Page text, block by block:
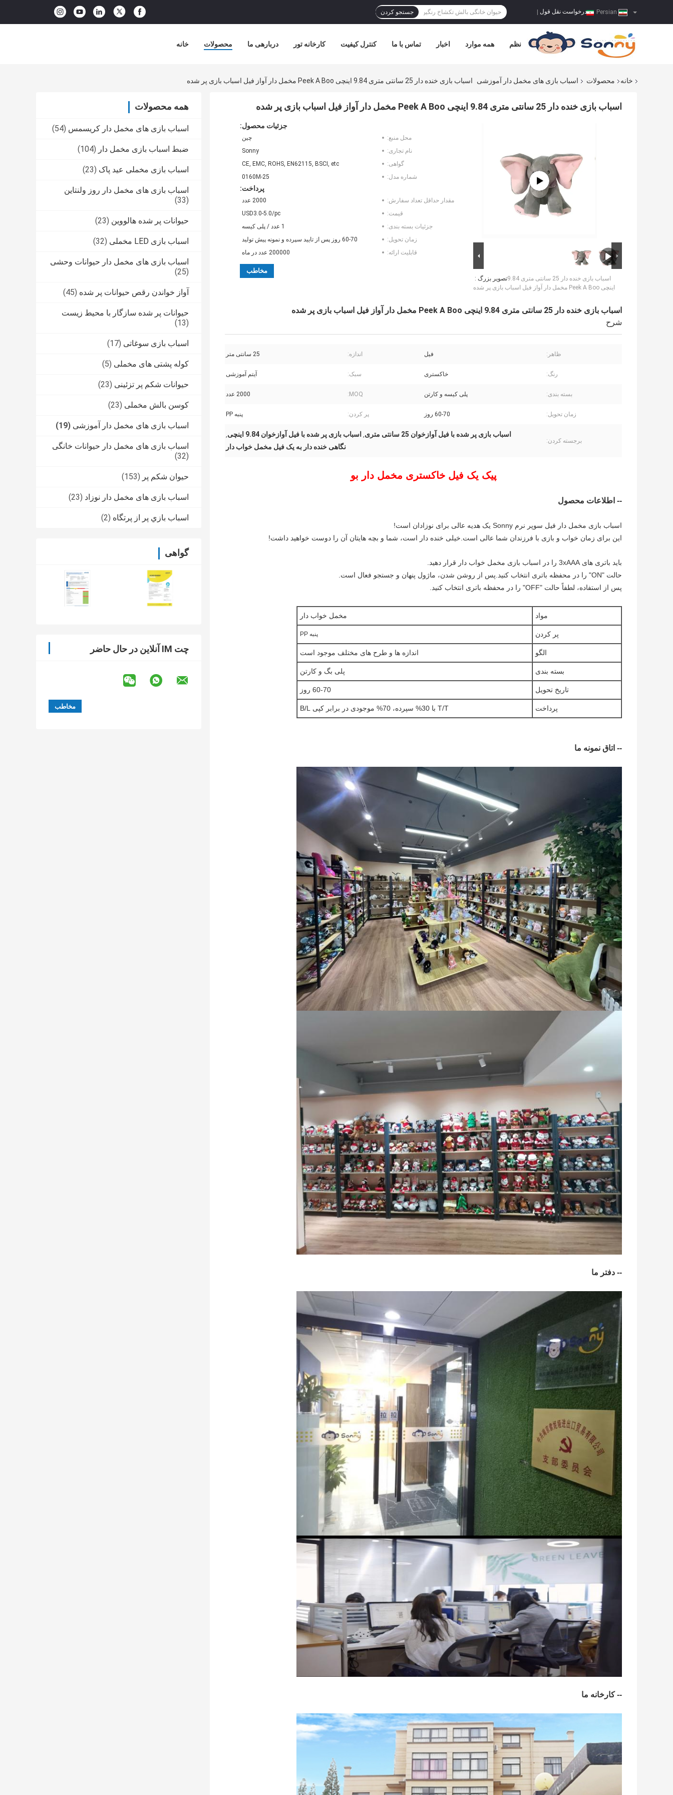
درخواست نقل قول جستجو کردن
خانه محصولات دربارهی ما کارخانه تور کنترل کیفیت تماس با ما اخبار همه موارد نظم
خانه محصولات اسباب بازی های مخمل دار آموزشی اسباب بازی خنده دار 25 سانتی متری 9.84 اینچی Peek A Boo مخمل دار آواز فیل اسباب بازی پر شده
همه محصولات
اسباب بازی های مخمل دار کریسمس (54)
ضبط اسباب بازی مخمل دار (104)
اسباب بازی مخملی عید پاک (23)
اسباب بازی های مخمل دار روز ولنتاین
(33)
حیوانات پر شده هالووین (23)
اسباب بازی LED مخملی (32)
اسباب بازی های مخمل دار حیوانات وحشی
(25)
آواز خواندن رقص حیوانات پر شده (45)
حیوانات پر شده سازگار با محیط زیست
(13)
اسباب بازی سوغاتی (17)
کوله پشتی های مخملی (5)
حیوانات شکم پر تزئینی (23)
کوسن بالش مخملی (23)
اسباب بازی های مخمل دار آموزشی (19)
اسباب بازی های مخمل دار حیوانات خانگی
(32)
حیوان شکم پر (153)
اسباب بازی های مخمل دار نوزاد (23)
اسباب بازي پر از پرتگاه (2)
گواهی
چت IM آنلاین در حال حاضر
اسباب بازی خنده دار 25 سانتی متری 9.84 اینچی Peek A Boo مخمل دار آواز فیل اسباب بازی پر شده
تصویر بزرگ :اسباب بازی خنده دار 25 سانتی متری 9.84
اینچی Peek A Boo مخمل دار آواز فیل اسباب بازی پر شده
جزئیات محصول:
محل منبع:
چین
نام تجاری:
Sonny
گواهی:
CE, EMC, ROHS, EN62115, BSCI, etc
شماره مدل:
0160M-25
پرداخت:
مقدار حداقل تعداد سفارش:
2000 عدد
قیمت:
USD3.0-5.0/pc
جزئیات بسته بندی:
1 عدد / پلی کیسه
زمان تحویل:
60-70 روز پس از تایید سپرده و نمونه پیش تولید
قابلیت ارائه:
200000 عدد در ماه
مخاطب
اسباب بازی خنده دار 25 سانتی متری 9.84 اینچی Peek A Boo مخمل دار آواز فیل اسباب بازی پر شده
شرح
ظاهر: فیل اندازه: 25 سانتی متر
رنگ: خاکستری سبک: آیتم آموزشی
بسته بندی: پلی کیسه و کارتن MOQ: 2000 عدد
زمان تحویل: 60-70 روز پر كردن: پنبه PP
برجسته کردن:
اسباب بازی پر شده با فیل آوازخوان 25 سانتی متری , اسباب بازی پر شده با فیل آوازخوان 9.84 اینچی ,
نگاهی خنده دار به یک فیل مخمل خواب دار
پیک یک فیل خاکستری مخمل دار بو
-- اطلاعات محصول
اسباب بازی مخمل دار فیل سوپر نرم Sonny یک هدیه عالی برای نوزادان است!
این برای زمان خواب و بازی با فرزندان شما عالی است.خیلی خنده دار است، شما و بچه هایتان آن را دوست خواهید داشت!
باید باتری های 3xAAA را در اسباب بازی مخمل خواب دار قرار دهید.
حالت "ON" را در محفظه باتری انتخاب کنید.پس از روشن شدن، ماژول پنهان و جستجو فعال است.
پس از استفاده، لطفاً حالت "OFF" را در محفظه باتری انتخاب کنید.
مواد مخمل خواب دار
پر كردن پنبه PP
الگو اندازه ها و طرح های مختلف موجود است
بسته بندی پلی بگ و کارتن
تاریخ تحویل 60-70 روز
پرداخت T/T با 30% سپرده، 70% موجودی در برابر کپی B/L
-- اتاق نمونه ما
-- دفتر ما
-- کارخانه ما